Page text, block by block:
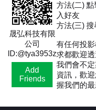
晟弘科技有限
公司
ID:@tya3953z
Add
Friends
方法(二)
入好友
方法(三) 搜
有任何投
求都歡迎透
我們會不
資訊，歡
握我們的